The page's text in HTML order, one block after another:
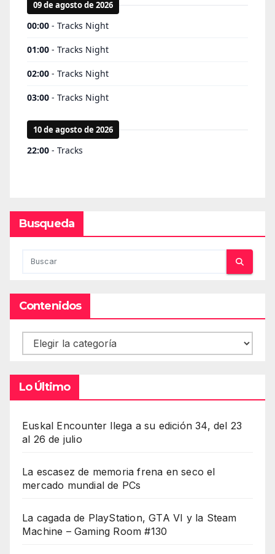
Busqueda
Contenidos
Contenidos
Lo Último
Euskal Encounter llega a su edición 34, del 23
al 26 de julio
La escasez de memoria frena en seco el
mercado mundial de PCs
La cagada de PlayStation, GTA VI y la Steam
Machine – Gaming Room #130